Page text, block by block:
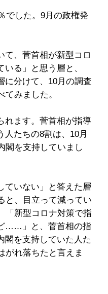
でした。9月の政権発
て、菅首相が新型コロ
る」と思う層と、
に分けて、10月の調査
みました。
れます。菅首相が指導
たちの8割は、10月
閣を支持していまし
ていない」と答えた層
と、目立って減ってい
「新型コロナ対策で指
……」と、菅首相の指
閣を支持していた人た
がれ落ちたと言えま